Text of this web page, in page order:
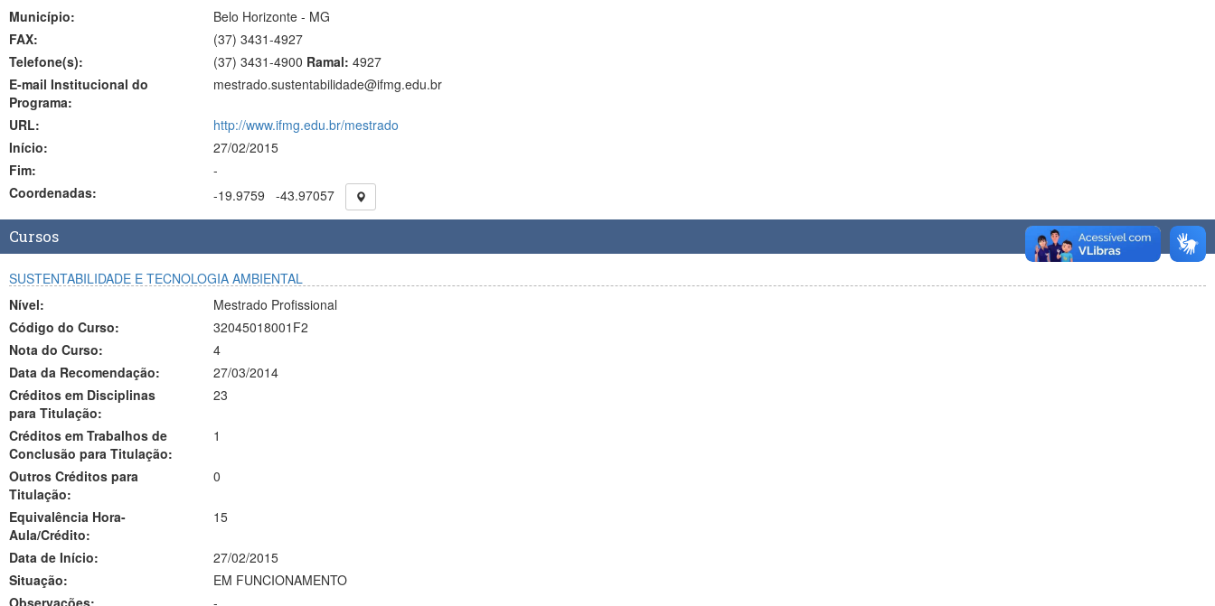
Município:
Belo Horizonte - MG
FAX:
(37) 3431-4927
Telefone(s):
(37) 3431-4900 Ramal: 4927
E-mail Institucional do
Programa:
mestrado.sustentabilidade@ifmg.edu.br
URL:
http://www.ifmg.edu.br/mestrado
Início:
27/02/2015
Fim:
-
Coordenadas:
-19.9759 -43.97057
Cursos
SUSTENTABILIDADE E TECNOLOGIA AMBIENTAL
Nível:
Mestrado Profissional
Código do Curso:
32045018001F2
Nota do Curso:
4
Data da Recomendação:
27/03/2014
Créditos em Disciplinas
para Titulação:
23
Créditos em Trabalhos de
Conclusão para Titulação:
1
Outros Créditos para
Titulação:
0
Equivalência Hora-
Aula/Crédito:
15
Data de Início:
27/02/2015
Situação:
EM FUNCIONAMENTO
Observações:
-